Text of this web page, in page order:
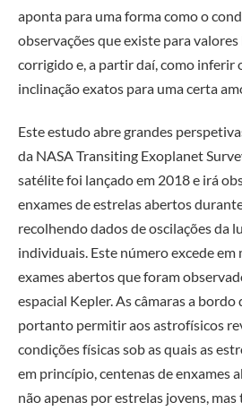
aponta para uma forma como o
observações que existe para
corrigido e, a partir daí, como inferir
inclinação exatos para uma certa
Este estudo abre grandes
da NASA Transiting Exoplanet
satélite foi lançado em 2018 e irá
enxames de estrelas abertos
recolhendo dados de oscilações da
individuais. Este número excede
exames abertos que foram
espacial Kepler. As câmaras a bordo
portanto permitir aos astrofísicos
condições físicas sob as quais as
em princípio, centenas de enxames
não apenas por estrelas jovens,